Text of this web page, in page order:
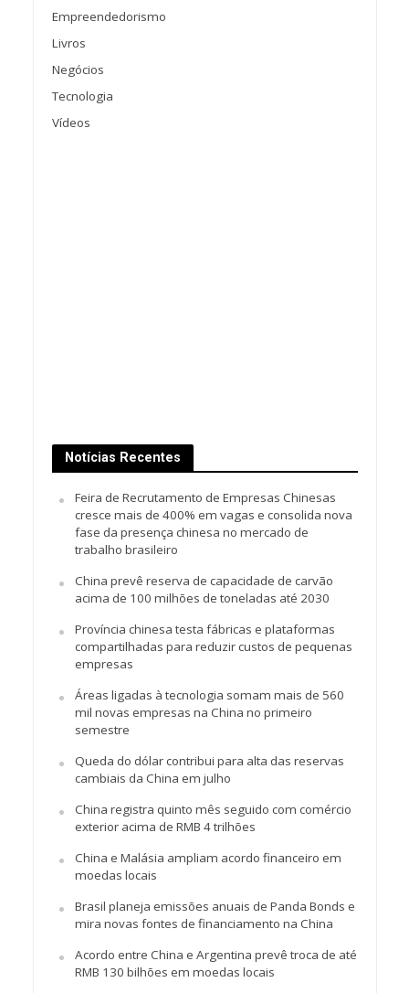
Empreendedorismo
Livros
Negócios
Tecnologia
Vídeos
Notícias Recentes
Feira de Recrutamento de Empresas Chinesas
cresce mais de 400% em vagas e consolida nova
fase da presença chinesa no mercado de
trabalho brasileiro
China prevê reserva de capacidade de carvão
acima de 100 milhões de toneladas até 2030
Província chinesa testa fábricas e plataformas
compartilhadas para reduzir custos de pequenas
empresas
Áreas ligadas à tecnologia somam mais de 560
mil novas empresas na China no primeiro
semestre
Queda do dólar contribui para alta das reservas
cambiais da China em julho
China registra quinto mês seguido com comércio
exterior acima de RMB 4 trilhões
China e Malásia ampliam acordo financeiro em
moedas locais
Brasil planeja emissões anuais de Panda Bonds e
mira novas fontes de financiamento na China
Acordo entre China e Argentina prevê troca de até
RMB 130 bilhões em moedas locais